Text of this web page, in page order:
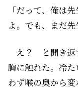
「だって、俺は
よ。でも、まだ先
え？ と聞き返
胸に触れた。冷
わず喉の奥から変